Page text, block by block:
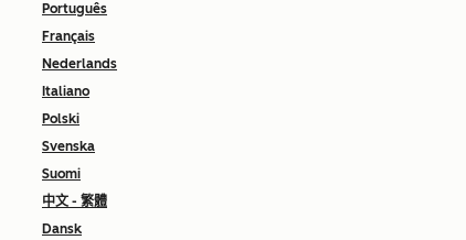
Português
Français
Nederlands
Italiano
Polski
Svenska
Suomi
中文 - 繁體
Dansk